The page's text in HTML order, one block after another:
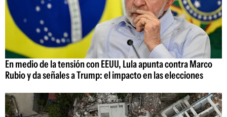
En medio de la tensión con EEUU, Lula apunta contra Marco
Rubio y da señales a Trump: el impacto en las elecciones